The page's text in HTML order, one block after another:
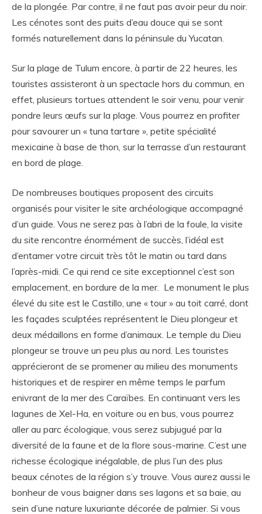
de la plongée. Par contre, il ne faut pas avoir peur du noir.
Les cénotes sont des puits d’eau douce qui se sont
formés naturellement dans la péninsule du Yucatan.
Sur la plage de Tulum encore, à partir de 22 heures, les
touristes assisteront à un spectacle hors du commun, en
effet, plusieurs tortues attendent le soir venu, pour venir
pondre leurs œufs sur la plage. Vous pourrez en profiter
pour savourer un « tuna tartare », petite spécialité
mexicaine à base de thon, sur la terrasse d’un restaurant
en bord de plage.
De nombreuses boutiques proposent des circuits
organisés pour visiter le site archéologique accompagné
d’un guide. Vous ne serez pas à l’abri de la foule, la visite
du site rencontre énormément de succès, l’idéal est
d’entamer votre circuit très tôt le matin ou tard dans
l’après-midi. Ce qui rend ce site exceptionnel c’est son
emplacement, en bordure de la mer. Le monument le plus
élevé du site est le Castillo, une « tour » au toit carré, dont
les façades sculptées représentent le Dieu plongeur et
deux médaillons en forme d’animaux. Le temple du Dieu
plongeur se trouve un peu plus au nord. Les touristes
apprécieront de se promener au milieu des monuments
historiques et de respirer en même temps le parfum
enivrant de la mer des Caraïbes. En continuant vers les
lagunes de Xel-Ha, en voiture ou en bus, vous pourrez
aller au parc écologique, vous serez subjugué par la
diversité de la faune et de la flore sous-marine. C’est une
richesse écologique inégalable, de plus l’un des plus
beaux cénotes de la région s’y trouve. Vous aurez aussi le
bonheur de vous baigner dans ses lagons et sa baie, au
sein d’une nature luxuriante décorée de palmier. Si vous